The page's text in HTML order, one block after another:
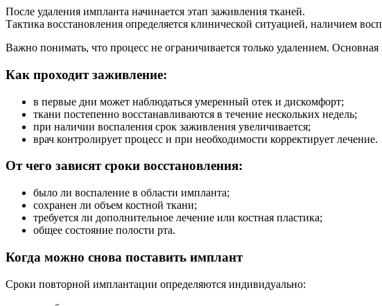
После удаления импланта начинается этап заживления тканей.
Тактика восстановления определяется клинической ситуацией, наличием
Важно понимать, что процесс не ограничивается только удалением.
Как проходит заживление:
в первые дни может наблюдаться умеренный отек и дискомфорт;
ткани постепенно восстанавливаются в течение нескольких недель;
при наличии воспаления срок заживления увеличивается;
врач контролирует процесс и при необходимости корректирует лечение.
От чего зависят сроки восстановления:
было ли воспаление в области импланта;
сохранен ли объем костной ткани;
требуется ли дополнительное лечение или костная пластика;
общее состояние полости рта.
Когда можно снова поставить имплант
Сроки повторной имплантации определяются индивидуально: